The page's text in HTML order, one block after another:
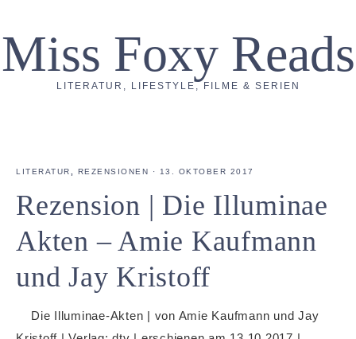
Miss Foxy Reads
LITERATUR, LIFESTYLE, FILME & SERIEN
LITERATUR REZENSIONEN · 13. OKTOBER 2017
Rezension | Die Illuminae
Akten – Amie Kaufmann
und Jay Kristoff
Die Illuminae-Akten | von Amie Kaufmann und Jay